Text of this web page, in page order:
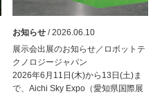
お知らせ / 2026.06.10
展示会出展のお知らせ／ロボットテ
クノロジージャパン
2026年6月11日(木)から13日(土)ま
で、Aichi Sky Expo（愛知県国際展